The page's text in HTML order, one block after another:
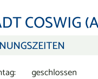
COSWIG
geschlossen